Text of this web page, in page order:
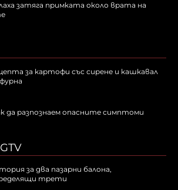
затяга примката около врата на
за картофи със сирене и кашкавал
да разпознаем опасните симптоми
за два пазарни балона,
трети